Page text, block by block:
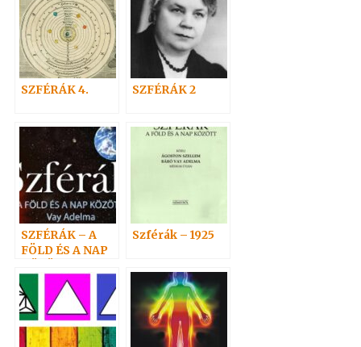
SZFÉRÁK 4. SZFÉRÁK 2
SZFÉRÁK – A
FÖLD ÉS A NAP
Szférák – 1925